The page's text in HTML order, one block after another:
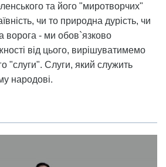
та його "миротворчих"
чи то природна дурість, чи
ворога - ми обов`язково
від цього, вирішуватимемо
"слуги". Слуги, який служить
народові.